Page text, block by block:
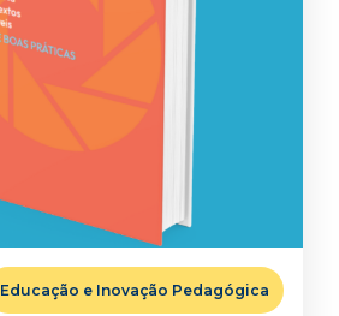
Educação e Inovação Pedagógica